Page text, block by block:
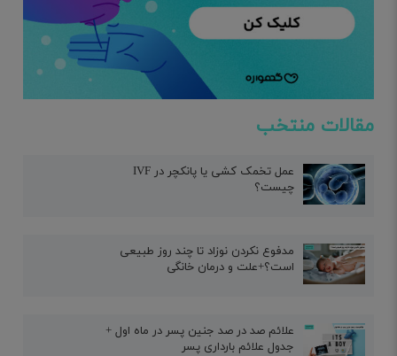
مقالات منتخب
عمل تخمک کشی یا پانکچر در IVF
چیست؟
مدفوع نکردن نوزاد تا چند روز طبیعی
است؟+علت و درمان خانگی
علائم صد در صد جنین پسر در ماه اول +
جدول علائم بارداری پسر